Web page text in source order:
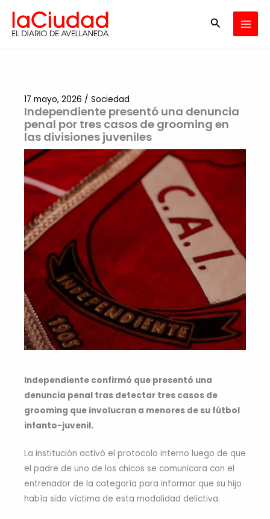
contenido
Buscar
Independiente presentó una denuncia
penal por tres casos de grooming en
las divisiones juveniles
17 mayo, 2026 / Sociedad
Independiente confirmó que presentó una
denuncia penal tras detectar tres casos de
grooming que involucran a menores de su fútbol
infanto-juvenil.
La institución activó el protocolo interno luego de que
el padre de uno de los chicos se comunicara con el
entrenador de la categoría para informar que su hijo
había sido víctima de esta modalidad delictiva.